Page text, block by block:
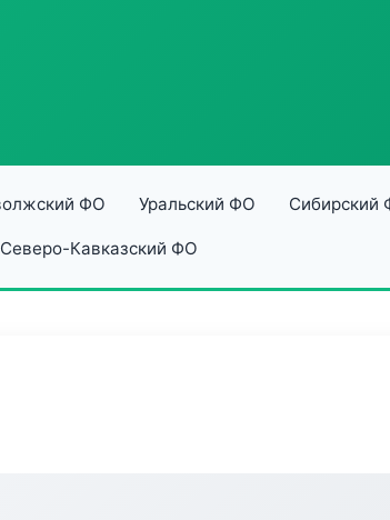
ФО Уральский ФО Сибирский
Северо-Кавказский ФО